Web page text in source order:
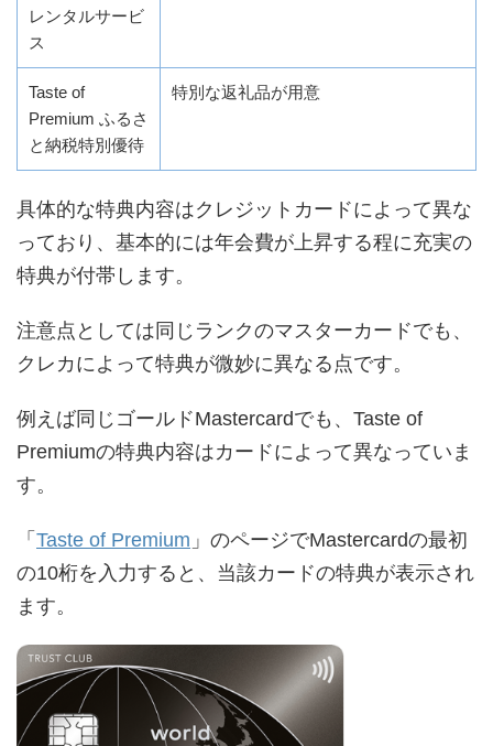
レンタルサービ
ス
Taste of
Premium ふるさ
と納税特別優待
特別な返礼品が用意
具体的な特典内容はクレジットカードによって異な
っており、基本的には年会費が上昇する程に充実の
特典が付帯します。
注意点としては同じランクのマスターカードでも、
クレカによって特典が微妙に異なる点です。
例えば同じゴールドMastercardでも、Taste of
Premiumの特典内容はカードによって異なっていま
す。
「 Taste of Premium 」のページでMastercardの最初
の10桁を入力すると、当該カードの特典が表示され
ます。